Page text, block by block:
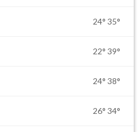
24° 35°
22° 39°
24° 38°
26° 34°